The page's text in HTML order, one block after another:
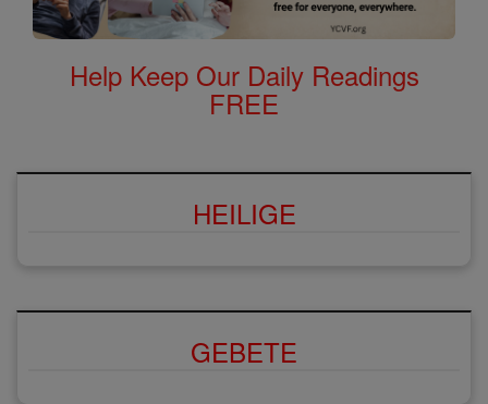
Help Keep Our Daily Readings
FREE
HEILIGE
GEBETE